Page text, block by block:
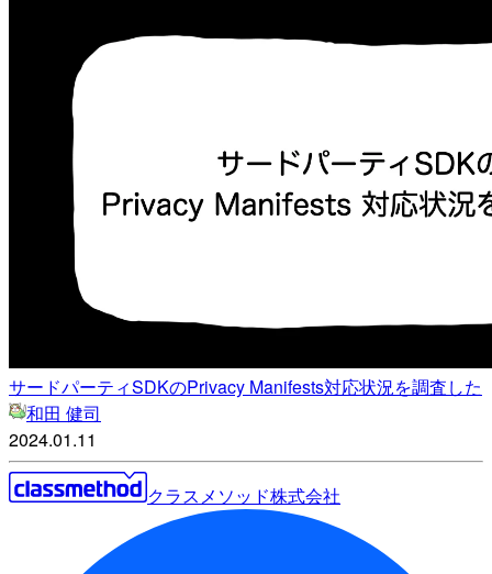
サードパーティSDKのPrivacy Manifests対応状況を調査した
和田 健司
2024.01.11
クラスメソッド株式会社